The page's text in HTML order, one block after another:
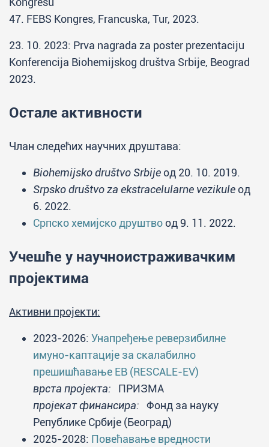
47. FEBS Kongres, Francuska, Tur, 2023.
23. 10. 2023: Prva nagrada za poster prezentaciju
Konferencija Biohemijskog društva Srbije, Beograd
2023.
Остале активности
Члан следећих научних друштава:
Biohemijsko društvo Srbijeод 20. 10. 2019.
Srpsko društvo za ekstracelularne vezikuleод
6. 2022.
Српско хемијско друштвоод 9. 11. 2022.
Учешће у научноистраживачким
пројектима
Активни пројекти:
2023-2026: Унапређење реверзибилне
имуно-каптације за скалабилно
прешишћавање ЕВ (RESCALE-EV)
врста пројекта: ПРИЗМА
пројекат финансира: Фонд за науку
Републике Србије (Београд)
2025-2028: Повећавање вредности